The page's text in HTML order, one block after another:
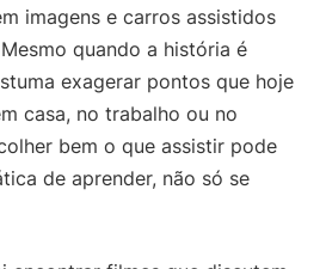
imagens e carros assistidos
quando a história é
exagerar pontos que hoje
casa, no trabalho ou no
bem o que assistir pode
de aprender, não só se